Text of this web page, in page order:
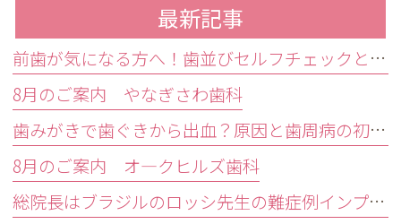
最新記事
前歯が気になる方へ！歯並びセルフチェックと治療が必要な目安
8月のご案内 やなぎさわ歯科
歯みがきで歯ぐきから出血？原因と歯周病の初期症状・受診目安を解説
8月のご案内 オ―クヒルズ歯科
総院長はブラジルのロッシ先生の難症例インプラントオペ研修会に参加しました。